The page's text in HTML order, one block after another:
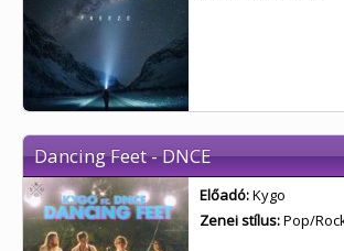
Dancing Feet - DNCE
Előadó:Kygo
Zenei stílus:Pop/